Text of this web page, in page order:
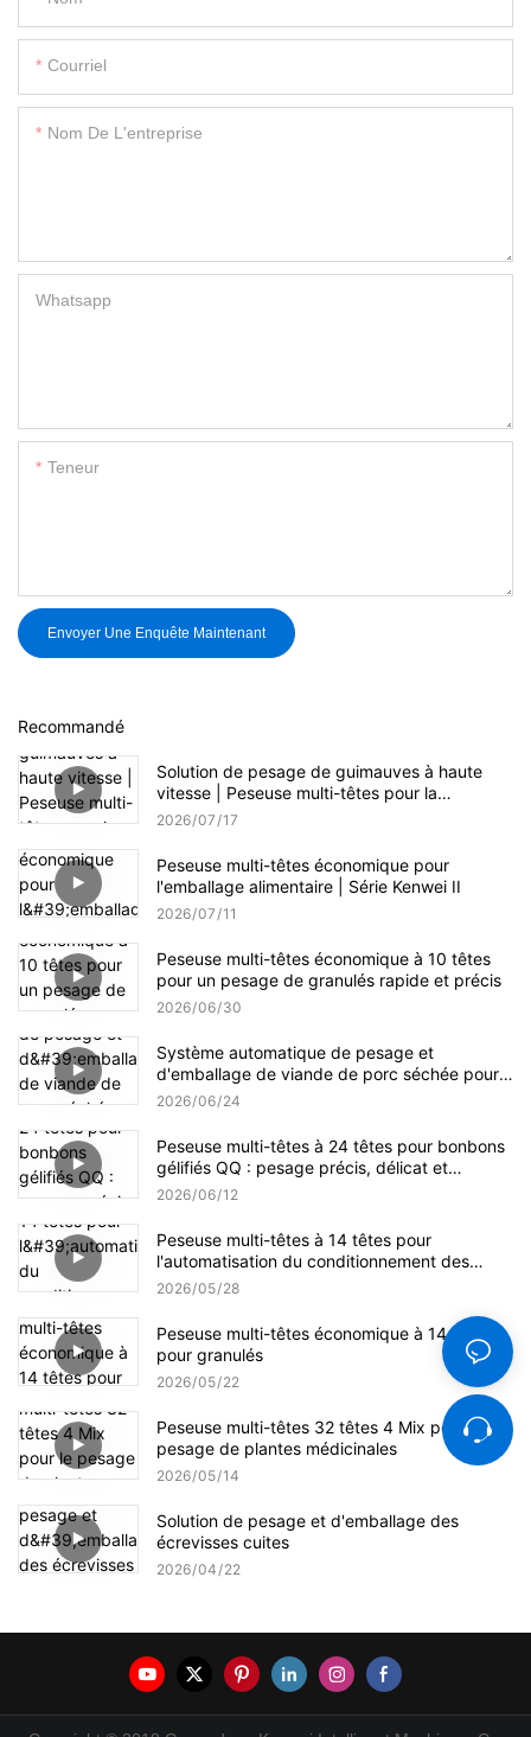
Courriel
Nom De L'entreprise
Whatsapp
Teneur
Envoyer Une Enquête Maintenant
Recommandé
Solution de pesage de guimauves à haute
vitesse | Peseuse multi-têtes pour la
production de confiseries
2026 07 17
Peseuse multi-têtes économique pour
l'emballage alimentaire | Série Kenwei II
2026 07 11
Peseuse multi-têtes économique à 10 têtes
pour un pesage de granulés rapide et précis
2026 06 30
Système automatique de pesage et
d'emballage de viande de porc séchée pour
petits et grands formats
2026 06 24
Peseuse multi-têtes à 24 têtes pour bonbons
gélifiés QQ : pesage précis, délicat et
efficace
2026 06 12
Peseuse multi-têtes à 14 têtes pour
l'automatisation du conditionnement des
graines de tournesol
2026 05 28
Peseuse multi-têtes économique à 14 têtes
pour granulés
2026 05 22
Peseuse multi-têtes 32 têtes 4 Mix pour le
pesage de plantes médicinales
2026 05 14
Solution de pesage et d'emballage des
écrevisses cuites
2026 04 22